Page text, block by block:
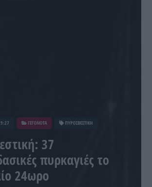
ΓΕΓΟΝΟΤΑ ΠΥΡΟΣΒΕΣΤΙΚΗ
37
πυρκαγιές το
24ωρο